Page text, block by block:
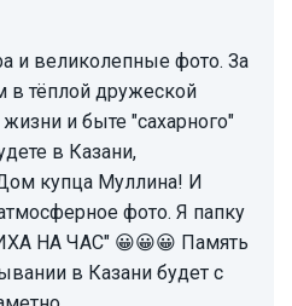
в тёплой дружеской
и быте "сахарного"
в Казани,
купца Муллина! И
фото. Я папку
НА ЧАС" 😀😀😀 Память
в Казани будет с